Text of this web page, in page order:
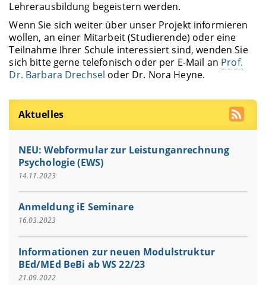
Lehrerausbildung begeistern werden.
Wenn Sie sich weiter über unser Projekt informieren
wollen, an einer Mitarbeit (Studierende) oder eine
Teilnahme Ihrer Schule interessiert sind, wenden Sie
sich bitte gerne telefonisch oder per E-Mail an Prof.
Dr. Barbara Drechsel oder Dr. Nora Heyne.
Aktuelles
NEU: Webformular zur Leistunganrechnung
Psychologie (EWS)
14.11.2023
Anmeldung iE Seminare
16.03.2023
Informationen zur neuen Modulstruktur
BEd/MEd BeBi ab WS 22/23
21.09.2022